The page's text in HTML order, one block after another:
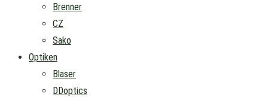
Brenner
CZ
Sako
Optiken
Blaser
DDoptics